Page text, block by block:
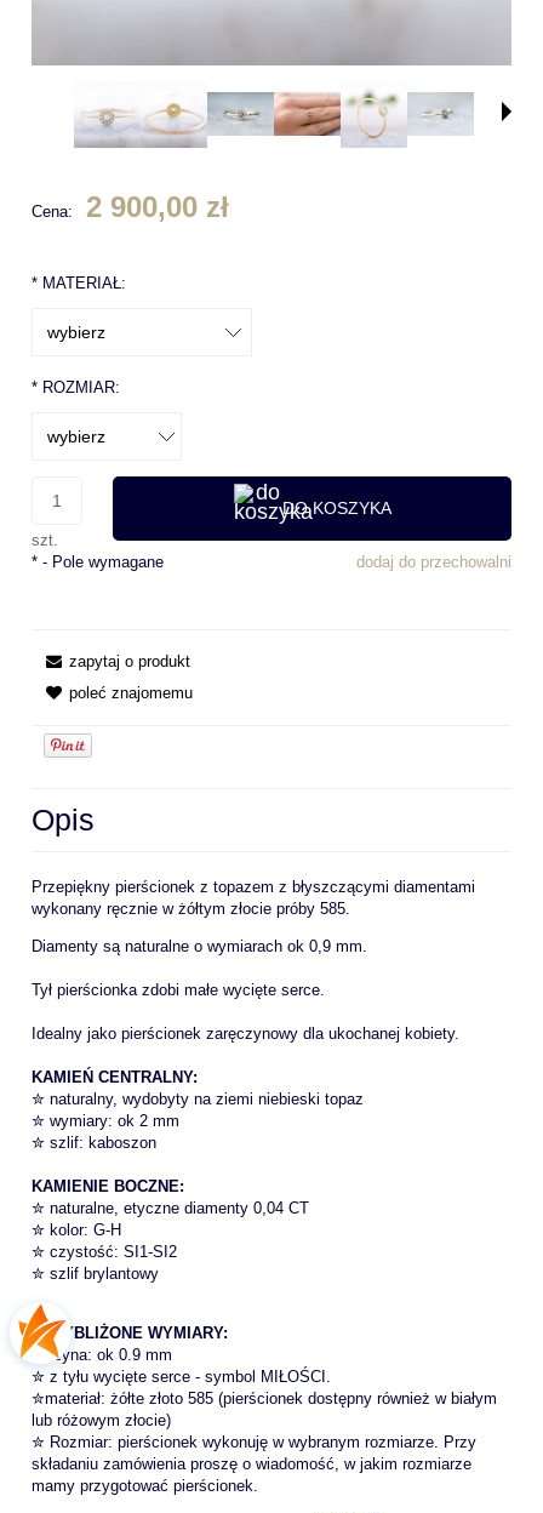
Cena: 2 900,00 zł
* MATERIAŁ:
* ROZMIAR:
szt.
DO KOSZYKA
dodaj do przechowalni
* - Pole wymagane
zapytaj o produkt
poleć znajomemu
Opis
Przepiękny pierścionek z topazem z błyszczącymi diamentami
wykonany ręcznie w żółtym złocie próby 585.
Diamenty są naturalne o wymiarach ok 0,9 mm.
Tył pierścionka zdobi małe wycięte serce.
Idealny jako pierścionek zaręczynowy dla ukochanej kobiety.
KAMIEŃ CENTRALNY:
✮ naturalny, wydobyty na ziemi niebieski topaz
✮ wymiary: ok 2 mm
✮ szlif: kaboszon
KAMIENIE BOCZNE:
✮ naturalne, etyczne diamenty 0,04 CT
✮ kolor: G-H
✮ czystość: SI1-SI2
✮ szlif brylantowy
PRZYBLIŻONE WYMIARY:
✮szyna: ok 0.9 mm
✮ z tyłu wycięte serce - symbol MIŁOŚCI.
✮materiał: żółte złoto 585 (pierścionek dostępny również w białym
lub różowym złocie)
✮ Rozmiar: pierścionek wykonuję w wybranym rozmiarze. Przy
składaniu zamówienia proszę o wiadomość, w jakim rozmiarze
mamy przygotować pierścionek.